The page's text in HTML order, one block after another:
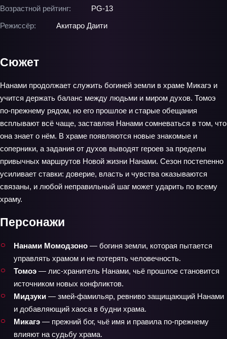
Возрастной рейтинг:
PG-13
Режиссёр:
Акитаро Даити
Сюжет
Нанами продолжает служить богиней земли в храме Микагэ и
учится держать баланс между людьми и миром духов. Томоэ
по‑прежнему рядом, но его прошлое и старые обещания
всплывают всё чаще, заставляя Нанами сомневаться в том, что
она знает о нём. В храме появляются новые знакомые и
соперники, а задания от духов выводят героев за пределы
привычных маршрутов Новой жизни Нанами. Сезон постепенно
усиливает ставки: доверие, власть и чувства оказываются
связаны, и любой неправильный шаг может ударить по всему
храму.
Персонажи
Нанами Момодзоно — богиня земли, которая пытается
управлять храмом и не потерять человечность.
Томоэ — лис‑хранитель Нанами, чьё прошлое становится
источником новых конфликтов.
Мидзуки — змей‑фамильяр, ревниво защищающий Нанами
и добавляющий хаоса в будни храма.
Микагэ — прежний бог, чьё имя и правила по‑прежнему
влияют на судьбу храма.